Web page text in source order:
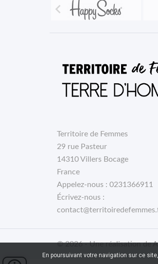

Territoire de Femmes
29 rue Pasteur
14310 Villers Bocage
France
Appelez-nous : 0231366911
Écrivez-nous :
© 2026 - Une réalisation de
En poursuivant votre navigation sur ce